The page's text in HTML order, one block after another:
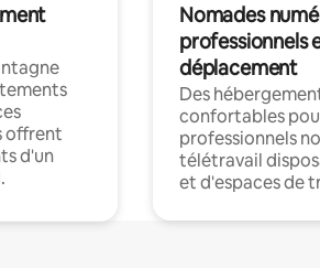
offrent
d'un
Nomades
professionnels
déplacement
Des
confortables
professionnels
télétravail
et d'espaces de